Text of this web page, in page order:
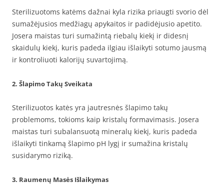
Sterilizuotoms katėms dažnai kyla rizika priaugti svorio dėl
sumažėjusios medžiagų apykaitos ir padidėjusio apetito.
Josera maistas turi sumažintą riebalų kiekį ir didesnį
skaidulų kiekį, kuris padeda ilgiau išlaikyti sotumo jausmą
ir kontroliuoti kalorijų suvartojimą.
2. Šlapimo Takų Sveikata
Sterilizuotos katės yra jautresnės šlapimo takų
problemoms, tokioms kaip kristalų formavimasis. Josera
maistas turi subalansuotą mineralų kiekį, kuris padeda
išlaikyti tinkamą šlapimo pH lygį ir sumažina kristalų
susidarymo riziką.
3. Raumenų Masės Išlaikymas